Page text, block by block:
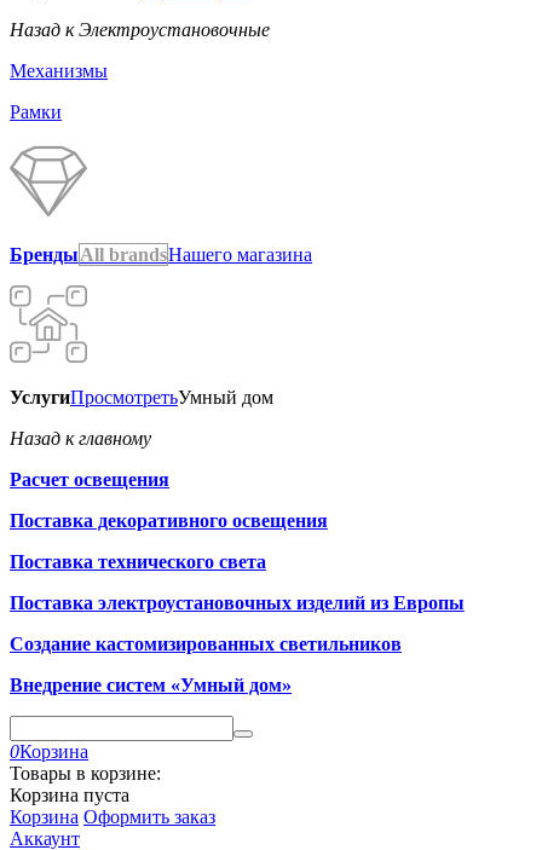
Назад к Электроустановочные
Механизмы
Рамки
БрендыAll brandsНашего магазина
УслугиПросмотретьУмный дом
Назад к главному
Расчет освещения
Поставка декоративного освещения
Поставка технического света
Поставка электроустановочных изделий из Европы
Создание кастомизированных светильников
Внедрение систем «Умный дом»
0Корзина
Товары в корзине:
Корзина пуста
Корзина Оформить заказ
Аккаунт